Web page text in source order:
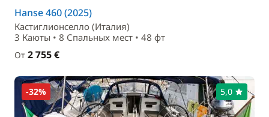
Hanse 460 (2025)
Кастиглионселло (Италия)
3 Каюты • 8 Спальныx мест • 48 фт
От 2 755 €
-32% 5,0